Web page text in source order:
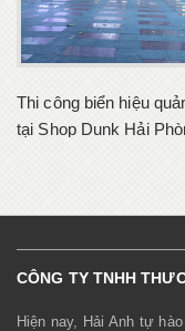
Thi công biển hiệu
tại Shop Dunk Hải
CÔNG TY TNHH
Hiện nay, Hải Anh tự